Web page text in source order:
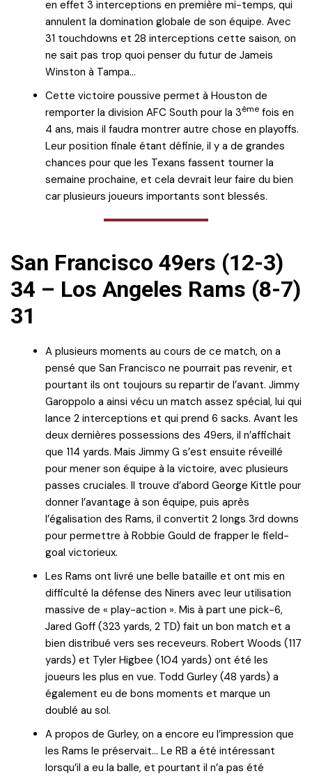
en effet 3 interceptions en première mi-temps, qui
annulent la domination globale de son équipe. Avec
31 touchdowns et 28 interceptions cette saison, on
ne sait pas trop quoi penser du futur de Jameis
Winston à Tampa…
Cette victoire poussive permet à Houston de
remporter la division AFC South pour la 3ème fois en
4 ans, mais il faudra montrer autre chose en playoffs.
Leur position finale étant définie, il y a de grandes
chances pour que les Texans fassent tourner la
semaine prochaine, et cela devrait leur faire du bien
car plusieurs joueurs importants sont blessés.
San Francisco 49ers (12-3)
34 – Los Angeles Rams (8-7)
31
A plusieurs moments au cours de ce match, on a
pensé que San Francisco ne pourrait pas revenir, et
pourtant ils ont toujours su repartir de l’avant. Jimmy
Garoppolo a ainsi vécu un match assez spécial, lui qui
lance 2 interceptions et qui prend 6 sacks. Avant les
deux dernières possessions des 49ers, il n’affichait
que 114 yards. Mais Jimmy G s’est ensuite réveillé
pour mener son équipe à la victoire, avec plusieurs
passes cruciales. Il trouve d’abord George Kittle pour
donner l’avantage à son équipe, puis après
l’égalisation des Rams, il convertit 2 longs 3rd downs
pour permettre à Robbie Gould de frapper le field-
goal victorieux.
Les Rams ont livré une belle bataille et ont mis en
difficulté la défense des Niners avec leur utilisation
massive de « play-action ». Mis à part une pick-6,
Jared Goff (323 yards, 2 TD) fait un bon match et a
bien distribué vers ses receveurs. Robert Woods (117
yards) et Tyler Higbee (104 yards) ont été les
joueurs les plus en vue. Todd Gurley (48 yards) a
également eu de bons moments et marque un
doublé au sol.
A propos de Gurley, on a encore eu l’impression que
les Rams le préservait… Le RB a été intéressant
lorsqu’il a eu la balle, et pourtant il n’a pas été